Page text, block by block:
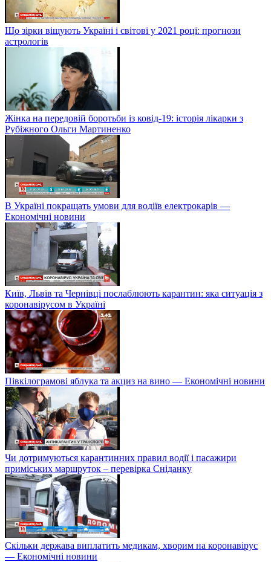
Що зірки віщують Україні і світові у 2021 році: прогнози
астрологів
Жінка на передовій боротьби із ковід-19: історія лікарки з
Рубіжного Ольги Мартиненко
В Україні покращать умови для водіїв електрокарів —
Економічні новини
Київ, Львів та Чернівці послаблюють карантин: яка ситуація з
коронавірусом в Україні
Півкілограмові яблука та акциз на вино — Економічні новини
Чи дотримуються карантинних правил водії і пасажири
приміських маршруток – перевірка Сніданку
Скільки держава виплатить медикам, хворим на коронавірус
— Економічні новини